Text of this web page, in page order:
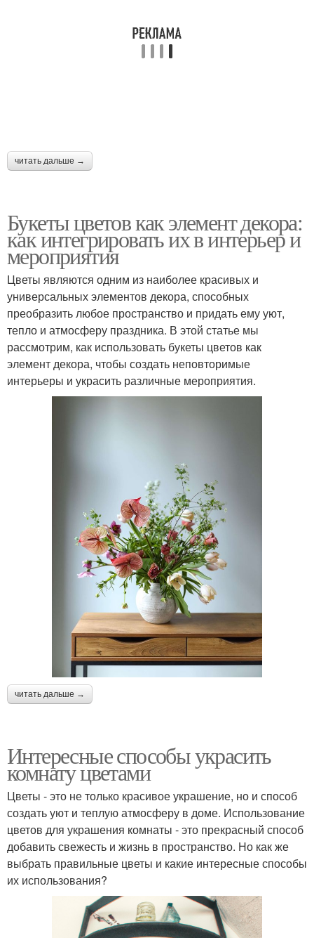
интерьеров
читать дальше →
Букеты цветов как элемент декора:
как интегрировать их в интерьер и
мероприятия
Цветы являются одним из наиболее красивых и
универсальных элементов декора, способных
преобразить любое пространство и придать ему уют,
тепло и атмосферу праздника. В этой статье мы
рассмотрим, как использовать букеты цветов как
элемент декора, чтобы создать неповторимые
интерьеры и украсить различные мероприятия.
читать дальше →
Интересные способы украсить
комнату цветами
Цветы - это не только красивое украшение, но и способ
создать уют и теплую атмосферу в доме. Использование
цветов для украшения комнаты - это прекрасный способ
добавить свежесть и жизнь в пространство. Но как же
выбрать правильные цветы и какие интересные способы
их использования?